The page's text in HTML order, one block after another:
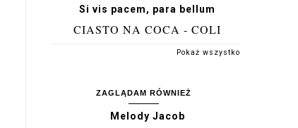
Si vis pacem, para bellum
CIASTO NA COCA - COLI
Pokaż wszystko
ZAGLĄDAM RÓWNIEŻ
Melody Jacob